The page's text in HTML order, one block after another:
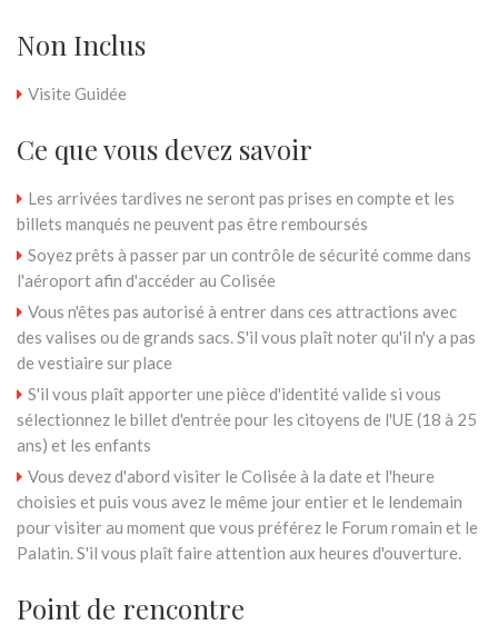
Non Inclus
Visite Guidée
Ce que vous devez savoir
Les arrivées tardives ne seront pas prises en compte et les
billets manqués ne peuvent pas être remboursés
Soyez prêts à passer par un contrôle de sécurité comme dans
l'aéroport afin d'accéder au Colisée
Vous n'êtes pas autorisé à entrer dans ces attractions avec
des valises ou de grands sacs. S'il vous plaît noter qu'il n'y a pas
de vestiaire sur place
S'il vous plaît apporter une pièce d'identité valide si vous
sélectionnez le billet d'entrée pour les citoyens de l'UE (18 à 25
ans) et les enfants
Vous devez d'abord visiter le Colisée à la date et l'heure
choisies et puis vous avez le même jour entier et le lendemain
pour visiter au moment que vous préférez le Forum romain et le
Palatin. S'il vous plaît faire attention aux heures d'ouverture.
Point de rencontre